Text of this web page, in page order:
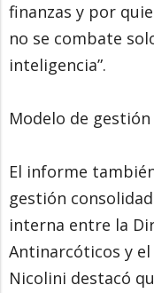
finanzas y por
no se combate
inteligencia”.
Modelo de gestión
El informe
gestión
interna entre la
Antinarcóticos y
Nicolini destacó